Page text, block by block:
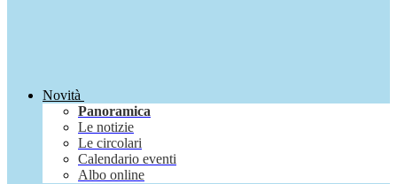
Novità
Panoramica
Le notizie
Le circolari
Calendario eventi
Albo online